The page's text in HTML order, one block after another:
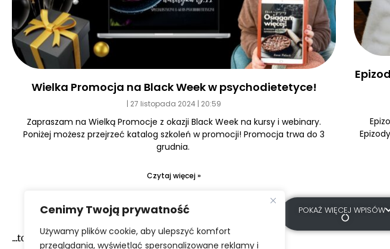
Cenimy Twoją prywatność
Używamy plików cookie, aby ulepszyć komfort
przeglądania, wyświetlać spersonalizowane reklamy i
Wielka Promocja na Black Week w psychodietetyce!
27 listopada 2024 20:59
Zapraszam na Wielką Promocje z okazji Black Week na kursy i webinary.
Poniżej możesz przejrzeć katalog szkoleń w promocji! Promocja trwa do 3
grudnia.
Czytaj więcej »
POKAŻ WIĘCEJ WPISÓW
...to narazie wszystko :-)